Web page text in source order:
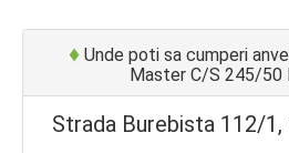
♦ Unde poti sa cumperi
Master C/S 245/50
Strada Burebista 112/1,